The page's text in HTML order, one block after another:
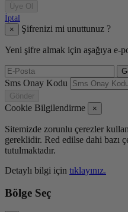
Üye Ol
İptal
×
Şifrenizi mi unuttunuz ?
Yeni şifre almak için aşağıya e-
Sms Onay Kodu
Gönder
Cookie Bilgilendirme ×
Sitemizde zorunlu çerezler
gereklidir. Red edilse dahi bazı
tutulmaktadır.
Detaylı bilgi için tıklayınız.
Bölge Seç